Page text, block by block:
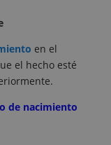
en el
el hecho esté
de nacimiento